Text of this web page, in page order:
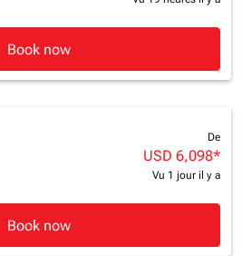
Book now
De
USD 6,098*
Vu 1 jour il y a
Book now